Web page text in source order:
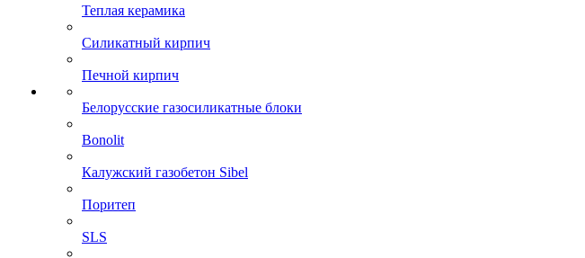
Теплая керамика
Силикатный кирпич
Печной кирпич
Белорусские газосиликатные блоки
Bonolit
Калужский газобетон Sibel
Поритеп
SLS